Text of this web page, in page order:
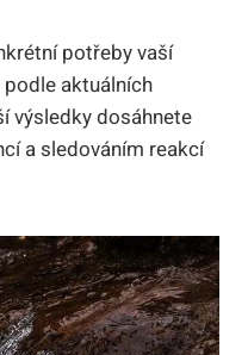
potřeby vaší
aktuálních
výsledky dosáhnete
a sledováním reakcí